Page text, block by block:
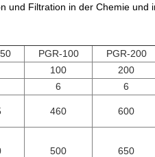
und Filtration in der Chemie und
PGR-100
PGR-200
100
200
6
6
460 600
500 650